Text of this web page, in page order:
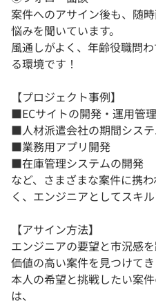
案件へのアサイン後も、随
悩みを聞いています。
風通しがよく、年齢役職問
る環境です！
【プロジェクト事例】
■ECサイトの開発・運用管理
■人材派遣会社の期間シス
■業務用アプリ開発
■在庫管理システムの開発
など、さまざまな案件に携
く、エンジニアとしてスキル
【アサイン方法】
エンジニアの要望と市況感
価値の高い案件を見つけてき
本人の希望と挑戦したい案
は、